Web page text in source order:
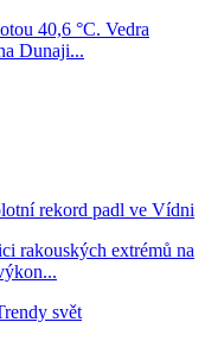
40,6 °C. Vedra
Dunaji...
rekord padl ve Vídni
rakouských extrémů na
svět